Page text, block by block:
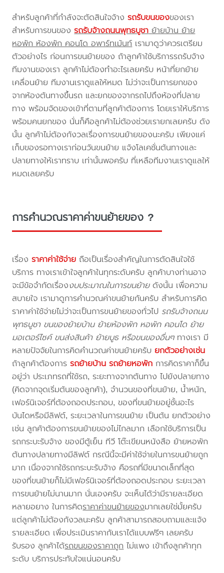
สำหรับลูกค้าที่กำลังจะตัดสินใจจ้างรถรับขนของของเรา
สำหรับการขนของรถรับจ้างถนนพุทธบูชาย้ายบ้าน ย้าย
หอพัก ห้องพัก คอนโด อพาร์ทเม้นท์เรามาดูว่าควรเตรียม
ตัวอย่างไร ก่อนการขนย้ายของ ถ้าลูกค้าใช้บริการรถรับจ้าง
ทีมงานของเรา ลูกค้าไม่ต้องทำอะไรเลยครับ หน้าที่ยกย้าย
เคลื่อนย้าย ทีมงานเราดูแลให้หมด ไม่ว่าจะเป็นการยกของ
จากห้องต้นทางขึ้นรถ และยกของจากรถไปถึงห้องที่ปลาย
ทาง พร้อมจัดของเข้าที่ตามที่ลูกค้าต้องการ โดยเราให้บริการ
พร้อมคนยกของ นั่นก็คือลูกค้าไม่ต้องช่วยเรายกเลยครับ ดัง
นั้น ลูกค้าไม่ต้องกังวลเรื่องการขนย้ายของนะครับ เพียงแค่
เก็บของรอทางเราก่อนวันขนย้าย แจ้งโลเคชั่นต้นทางและ
ปลายทางให้เราทราบ เท่านั้นพอครับ ที่เหลือทีมงานเราดูแลให้
หมดเลยครับ
การคำนวณราคาค่าขนย้ายของ ?
เรื่องราคาค่าใช้จ่าย ถือเป็นเรื่องสำคัญในการตัดสินใจใช้
บริการ ทางเราเข้าใจลูกค้าในทุกระดับครับ ลูกค้าบางท่านอาจ
จะมีข้อจำกัดเรื่องงบประมาณในการขนย้ายดังนั้น เพื่อความ
สบายใจ เรามาดูการคำนวณค่าขนย้ายกันครับ สำหรับการคิด
ราคาค่าใช้จ่ายไม่ว่าจะเป็นการขนย้ายของทั่วไป รถรับจ้างถนน
พุทธบูชา ขนของย้ายบ้าน ย้ายห้องพัก หอพัก คอนโด ย้าย
มอเตอร์ไซค์ ขนส่งสินค้า ย้ายบูธ หรือขนของอื่นๆทางเรา มี
หลายปัจจัยในการคิดคำนวณค่าขนย้ายครับยกตัวอย่างเช่น
ถ้าลูกค้าต้องการรถย้ายบ้าน รถย้ายหอพัก การคิดราคาก็ขึ้น
อยู่ว่า ประเภทรถที่ใช้รถ, ระยะทางจากต้นทาง ไปยังปลายทาง
(คิดจากจุดเริ่มต้นของลูกค้า), จำนวนของที่ขนย้าย, น้ำหนัก,
เฟอร์นิเจอร์ที่ต้องถอดประกอบ, ของที่ขนย้ายอยู่ชั้นอะไร
บันไดหรือมีลิฟต์, ระยะเวลาในการขนย้าย เป็นต้น ยกตัวอย่าง
เช่น ลูกค้าต้องการขนย้ายของไม่ไกลมาก เลือกใช้บริการเป็น
รถกระบะรับจ้าง ของมีตู้เย็น ทีวี โต๊ะเขียนหนังสือ ย้ายหอพัก
ต้นทางปลายทางมีลิฟต์ กรณีนี้จะมีค่าใช้จ่ายในการขนย้ายถูก
มาก เนื่องจากใช้รถกระบะรับจ้าง คือรถที่มีขนาดเล็กที่สุด
ของที่ขนย้ายก็ไม่มีเฟอร์นิเจอร์ที่ต้องถอดประกอบ ระยะเวลา
การขนย้ายไม่นานมาก นั่นเองครับ จะเห็นได้ว่ามีรายละเอียด
หลายอยาง ในการคิดราคาค่าขนย้ายของมากเลยใช่มั้ยครับ
แต่ลูกค้าไม่ต้องกังวลนะครับ ลูกค้าสามารถสอบถามและแจ้ง
รายละเอียด เพื่อประเมินราคากับเราได้แบบฟรีๆ เลยครับ
รับรอง ลูกค้าได้รถขนของราคาถูกไม่แพง เข้าถึงลูกค้าทุก
ระดับ บริการประทับใจแน่นอนครับ